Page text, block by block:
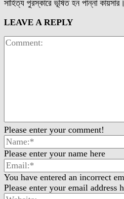
সাহিত্য পুরস্কারে ভূষিত হন পান্না কায়সার।
LEAVE A REPLY
Please enter your comment!
Please enter your name here
You have entered an incorrect
Please enter your email address